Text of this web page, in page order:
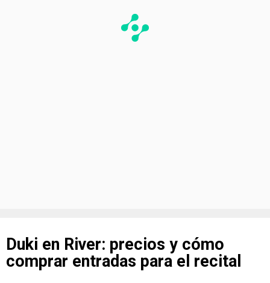
Duki en River: precios y cómo
comprar entradas para el recital